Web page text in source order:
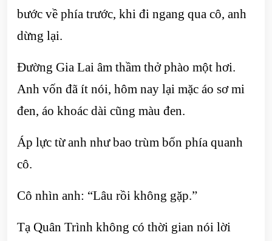
bước về phía trước, khi đi ngang qua cô, anh
dừng lại.
Đường Gia Lai âm thầm thở phào một hơi.
Anh vốn đã ít nói, hôm nay lại mặc áo sơ mi
đen, áo khoác dài cũng màu đen.
Áp lực từ anh như bao trùm bốn phía quanh
cô.
Cô nhìn anh: “Lâu rồi không gặp.”
Tạ Quân Trình không có thời gian nói lời